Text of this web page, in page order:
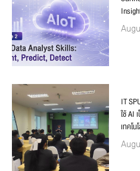
IT
ใช้ AI
เทคโ